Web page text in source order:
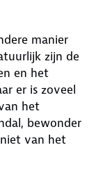
manier
zijn de
en het
er is zoveel
het
bewonder
van het